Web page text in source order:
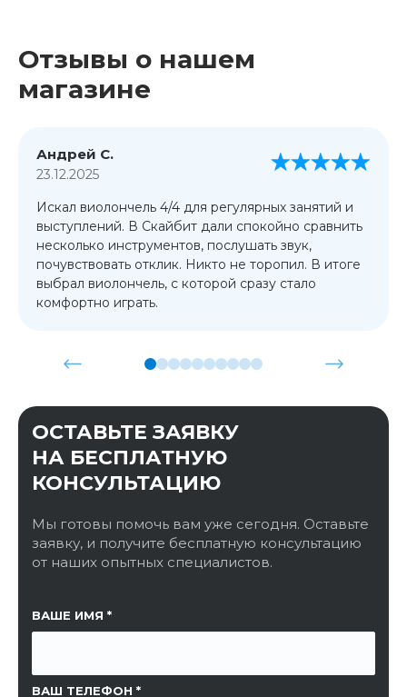
Отзывы о нашем
магазине
Андрей С.
23.12.2025
Искал виолончель 4/4 для регулярных занятий и
выступлений. В Скайбит дали спокойно сравнить
несколько инструментов, послушать звук,
почувствовать отклик. Никто не торопил. В итоге
выбрал виолончель, с которой сразу стало
комфортно играть.
ОСТАВЬТЕ ЗАЯВКУ
НА БЕСПЛАТНУЮ
КОНСУЛЬТАЦИЮ
Мы готовы помочь вам уже сегодня. Оставьте
заявку, и получите бесплатную консультацию
от наших опытных специалистов.
ВАШЕ ИМЯ
ВАШ ТЕЛЕФОН
ССЫЛКА НА СТРАНИЦУ